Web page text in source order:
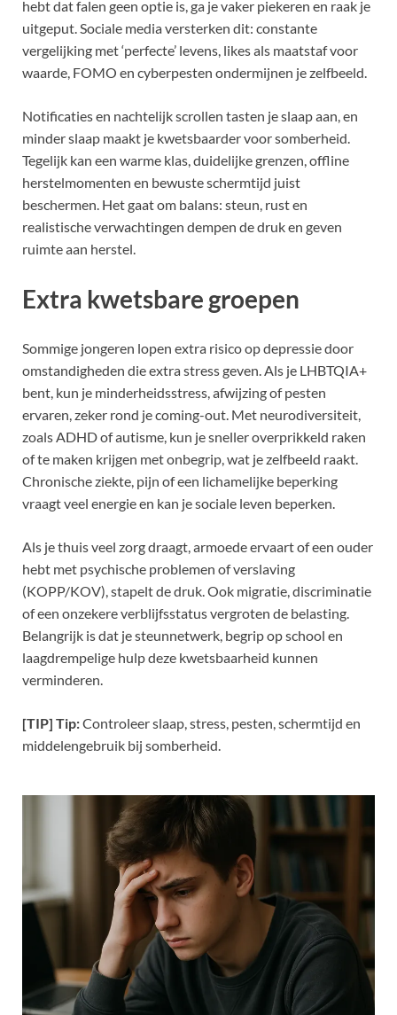
hebt dat falen geen optie is, ga je vaker piekeren en raak je
uitgeput. Sociale media versterken dit: constante
vergelijking met ‘perfecte’ levens, likes als maatstaf voor
waarde, FOMO en cyberpesten ondermijnen je zelfbeeld.
Notificaties en nachtelijk scrollen tasten je slaap aan, en
minder slaap maakt je kwetsbaarder voor somberheid.
Tegelijk kan een warme klas, duidelijke grenzen, offline
herstelmomenten en bewuste schermtijd juist
beschermen. Het gaat om balans: steun, rust en
realistische verwachtingen dempen de druk en geven
ruimte aan herstel.
Extra kwetsbare groepen
Sommige jongeren lopen extra risico op depressie door
omstandigheden die extra stress geven. Als je LHBTQIA+
bent, kun je minderheidsstress, afwijzing of pesten
ervaren, zeker rond je coming-out. Met neurodiversiteit,
zoals ADHD of autisme, kun je sneller overprikkeld raken
of te maken krijgen met onbegrip, wat je zelfbeeld raakt.
Chronische ziekte, pijn of een lichamelijke beperking
vraagt veel energie en kan je sociale leven beperken.
Als je thuis veel zorg draagt, armoede ervaart of een ouder
hebt met psychische problemen of verslaving
(KOPP/KOV), stapelt de druk. Ook migratie, discriminatie
of een onzekere verblijfsstatus vergroten de belasting.
Belangrijk is dat je steunnetwerk, begrip op school en
laagdrempelige hulp deze kwetsbaarheid kunnen
verminderen.
[TIP] Tip:Controleer slaap, stress, pesten, schermtijd en
middelengebruik bij somberheid.